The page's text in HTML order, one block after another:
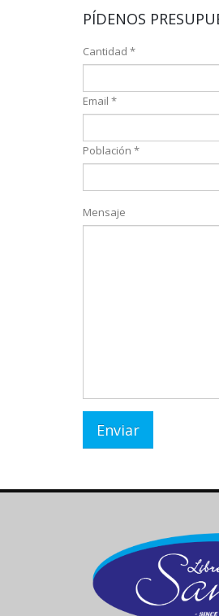
PÍDENOS
Cantidad *
Email *
Población *
Mensaje